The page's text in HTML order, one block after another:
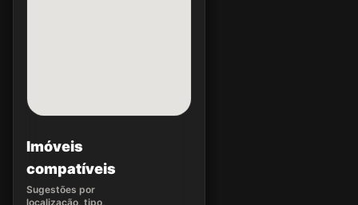
Imóveis
compatíveis
Sugestões por
localização, tipo,